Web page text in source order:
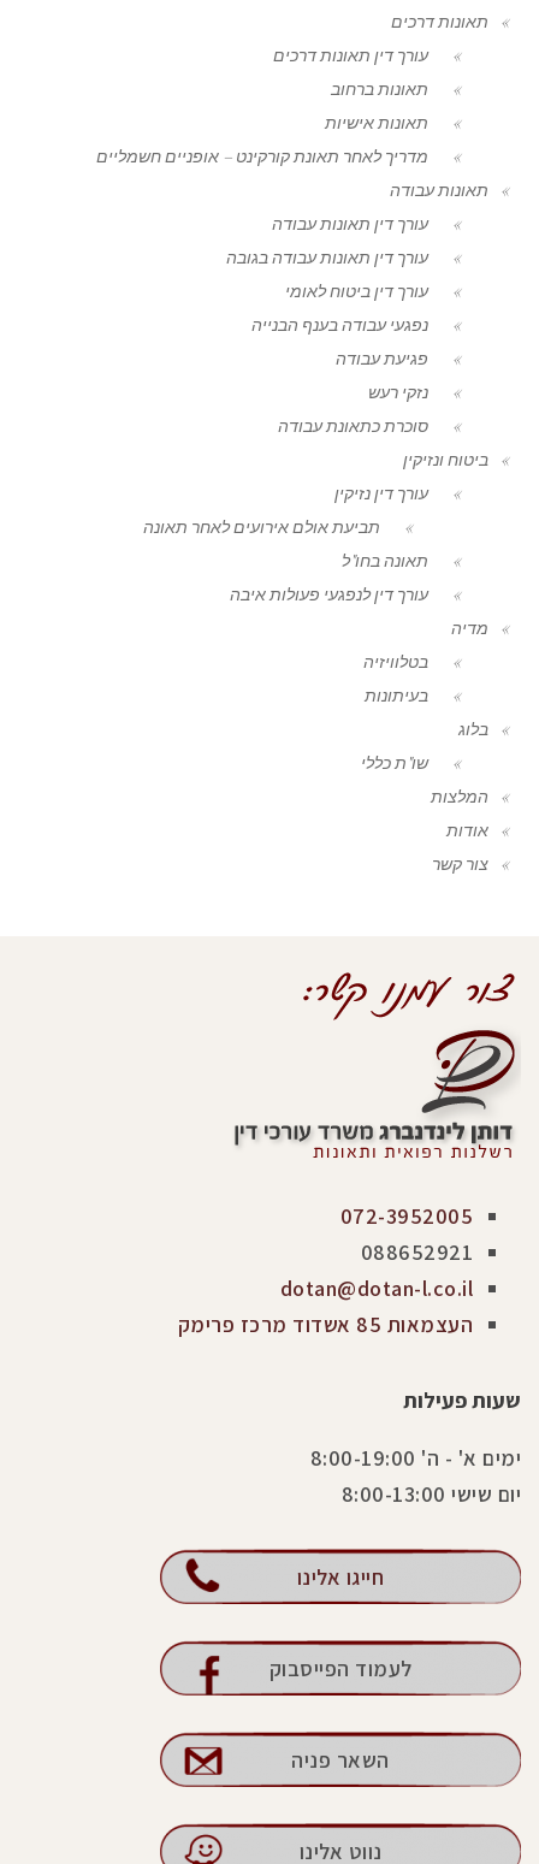
תאונות דרכים
עורך דין תאונות דרכים
תאונות ברחוב
תאונות אישיות
מדריך לאחר תאונת קורקינט – אופניים חשמליים
תאונות עבודה
עורך דין תאונות עבודה
עורך דין תאונות עבודה בגובה
עורך דין ביטוח לאומי
נפגעי עבודה בענף הבנייה
פגיעת עבודה
נזקי רעש
סוכרת כתאונת עבודה
ביטוח ונזיקין
עורך דין נזיקין
תביעת אולם אירועים לאחר תאונה
תאונה בחו"ל
עורך דין לנפגעי פעולות איבה
מדיה
בטלוויזיה
בעיתונות
בלוג
שו"ת כללי
המלצות
אודות
צור קשר
072-3952005
088652921
dotan@dotan-l.co.il
העצמאות 85 אשדוד מרכז פרימק
שעות פעילות
ימים א' - ה' 8:00-19:00
יום שישי 8:00-13:00
חייגו אלינו
לעמוד הפייסבוק
השאר פניה
נווט אלינו